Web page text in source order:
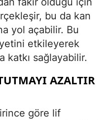
bu da kan
yol açabilir. Bu
etkileyerek
katkı sağlayabilir.
AZALTIR
göre lif